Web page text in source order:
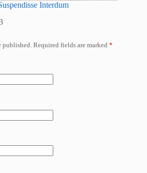
Interdum
Required fields are marked *